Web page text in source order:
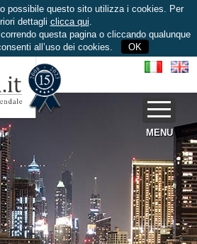
possibile questo sito utilizza i cookies. Per
dettagli clicca qui.
questa pagina o cliccando qualunque
all’uso dei cookies.
OK
MENU